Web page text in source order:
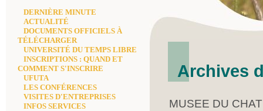
Université du temps libre
de Haute Mayenne
DERNIÈRE MINUTE
ACTUALITÉ
DOCUMENTS OFFICIELS À
TÉLÉCHARGER
UNIVERSITÉ DU TEMPS LIBRE
INSCRIPTIONS : QUAND ET
COMMENT S'INSCRIRE
UFUTA
LES CONFÉRENCES
VISITES D'ENTREPRISES
INFOS SERVICES
Archives
MUSEE DU